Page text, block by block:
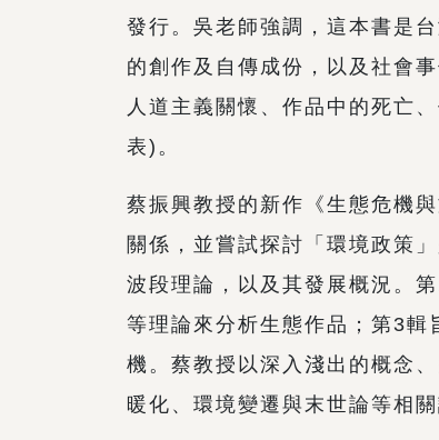
發行。吳老師強調，這本書是
的創作及自傳成份，以及社會
人道主義關懷、作品中的死亡
表)。
蔡振興教授的新作《生態危機
關係，並嘗試探討「環境政策
波段理論，以及其發展概況。
等理論來分析生態作品；第3輯
機。蔡教授以深入淺出的概念
暖化、環境變遷與末世論等相